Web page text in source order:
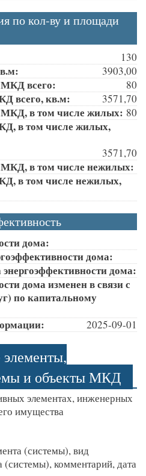
по кол-ву и площади
130
3903,00
всего: 80
всего, кв.м: 3571,70
в том числе жилых: 80
в том числе жилых,
3571,70
в том числе нежилых:
в том числе нежилых,
дома:
дома:
дома:
дома изменен в связи с
по капитальному
2025-09-01
и объекты МКД
элементах, инженерных
имущества
(системы), вид
(системы), комментарий, дата